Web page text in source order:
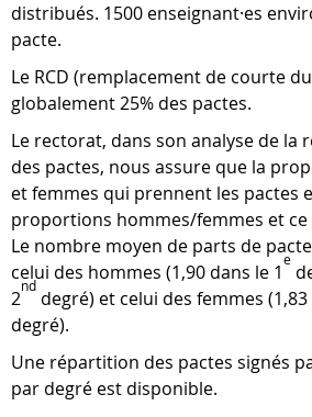
distribués. 1500 enseignant·es
pacte.
Le RCD (remplacement de courte
globalement 25% des pactes.
Le rectorat, dans son analyse de la
des pactes, nous assure que la
et femmes qui prennent les pactes
proportions hommes/femmes et
Le nombre moyen de parts de
celui des hommes (1,90 dans le 1
e
2
nd
degré) et celui des femmes
degré).
Une répartition des pactes signés
par degré est disponible.